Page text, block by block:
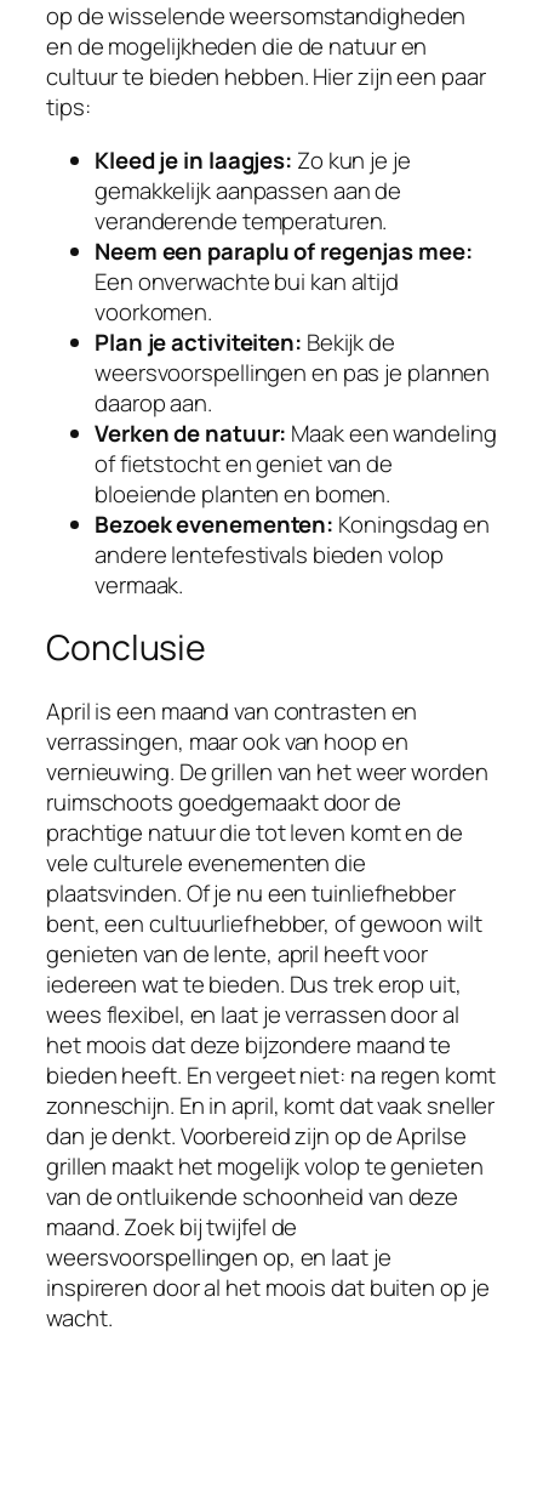
op de wisselende weersomstandigheden
en de mogelijkheden die de natuur en
cultuur te bieden hebben. Hier zijn een paar
tips:
Kleed je in laagjes: Zo kun je je
gemakkelijk aanpassen aan de
veranderende temperaturen.
Neem een paraplu of regenjas mee:
Een onverwachte bui kan altijd
voorkomen.
Plan je activiteiten: Bekijk de
weersvoorspellingen en pas je plannen
daarop aan.
Verken de natuur: Maak een wandeling
of fietstocht en geniet van de
bloeiende planten en bomen.
Bezoek evenementen: Koningsdag en
andere lentefestivals bieden volop
vermaak.
Conclusie
April is een maand van contrasten en
verrassingen, maar ook van hoop en
vernieuwing. De grillen van het weer worden
ruimschoots goedgemaakt door de
prachtige natuur die tot leven komt en de
vele culturele evenementen die
plaatsvinden. Of je nu een tuinliefhebber
bent, een cultuurliefhebber, of gewoon wilt
genieten van de lente, april heeft voor
iedereen wat te bieden. Dus trek erop uit,
wees flexibel, en laat je verrassen door al
het moois dat deze bijzondere maand te
bieden heeft. En vergeet niet: na regen komt
zonneschijn. En in april, komt dat vaak sneller
dan je denkt. Voorbereid zijn op de Aprilse
grillen maakt het mogelijk volop te genieten
van de ontluikende schoonheid van deze
maand. Zoek bij twijfel de
weersvoorspellingen op, en laat je
inspireren door al het moois dat buiten op je
wacht.